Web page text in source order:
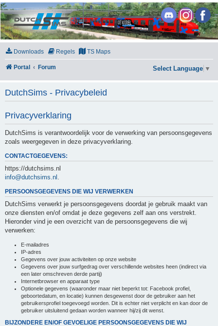
DutchSims
Downloads Regels TS Maps
Portal Forum Select Language ▼
DutchSims - Privacybeleid
Privacyverklaring
DutchSims is verantwoordelijk voor de verwerking van persoonsgegevens
zoals weergegeven in deze privacyverklaring.
CONTACTGEGEVENS:
https://dutchsims.nl
info@dutchsims.nl
PERSOONSGEGEVENS DIE WIJ VERWERKEN
DutchSims verwerkt je persoonsgegevens doordat je gebruik maakt van
onze diensten en/of omdat je deze gegevens zelf aan ons verstrekt.
Hieronder vind je een overzicht van de persoonsgegevens die wij
verwerken:
E-mailadres
IP-adres
Gegevens over jouw activiteiten op onze website
Gegevens over jouw surfgedrag over verschillende websites heen (indirect via
een later omschreven derde partij)
Internetbrowser en apparaat type
Optionele gegevens (waaronder maar niet beperkt tot: Facebook profiel,
geboortedatum, en locatie) kunnen desgewenst door de gebruiker aan het
gebruikersprofiel toegevoegd worden. Dit is echter niet verplicht en kan door de
gebruiker uitsluitend gedaan worden wanneer hij/zij dit wenst.
BIJZONDERE EN/OF GEVOELIGE PERSOONSGEGEVENS DIE WIJ